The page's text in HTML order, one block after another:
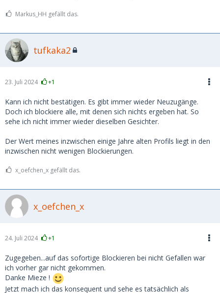
Markus_HH gefällt das.
tufkaka2
23. Juli 2024 +1
Kann ich nicht bestätigen. Es gibt immer wieder Neuzugänge.
Doch ich blockiere alle, mit denen sich nichts ergeben hat. So
sehe ich nicht immer wieder dieselben Gesichter.
Der Wert meines inzwischen einige Jahre alten Profils liegt in den
inzwischen nicht wenigen Blockierungen.
x_oefchen_x gefällt das.
x_oefchen_x
24. Juli 2024 +1
Zugegeben...auf das sofortige Blockieren bei nicht Gefallen war
ich vorher gar nicht gekommen.
Danke Mieze !
Jetzt mach ich das konsequent und sehe es tatsächlich als